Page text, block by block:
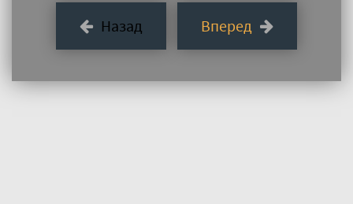
Назад Вперед